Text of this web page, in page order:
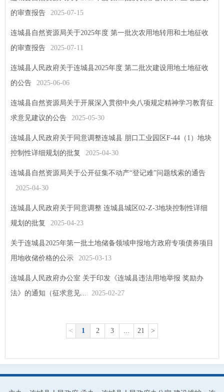
的审查报告
2025-07-15
连城县自然资源局关于2025年度 第一批次农用地转用和土地征收
的审查报告
2025-07-11
连城县人民政府关于连城县2025年度 第二批次建设用地土地征收
的公告
2025-06-06
连城县自然资源局关于开展深入贯彻中央八项规定精神学习教育征
求意见建议的公告
2025-05-30
连城县人民政府关于同意调整连城县 朋口工业园区F-44（1）地块
控制性详细规划的批复
2025-04-30
连城县自然资源局关于公开征集不动产“登记难”问题线索的通告
2025-04-30
连城县人民政府关于同意调整 连城县城区02-Z-3地块控制性详细
规划的批复
2025-04-23
关于连城县2025年第一批土地储备领域申报地方政府专项债券项目
用地收储价格的公示
2025-03-13
连城县人民政府办公室 关于印发《连城县违法用地举报 奖励办
法》的通知（征求意见...
2025-02-27
< 1 2 3 ... 21 >